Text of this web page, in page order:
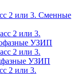
2 или 3. Сменные
2 или 3.
УЗИП
2 или 3.
УЗИП
2 или 3.